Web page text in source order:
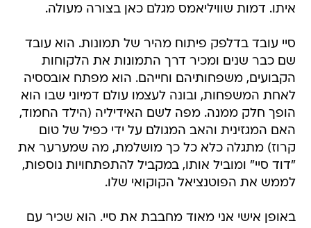
איתו. דמות שוויליאמס מגלם כאן בצורה מעולה.
סיי עובד בדלפק פיתוח מהיר של תמונות. הוא עובד
שם כבר שנים ומכיר דרך התמונות את הלקוחות
הקבועים, משפחותיהם וחייהם. הוא מפתח אובססיה
לאחת המשפחות, ובונה לעצמו עולם דמיוני שבו הוא
הופך חלק ממנה. מפה לשם האידיליה (הילד החמוד,
האם המגזינית והאב המגולם על ידי כפיל של טום
קרוז) מתגלה כלא כל כך מושלמת, מה שמערער את
"דוד סיי" ומוביל אותו, במקביל להתפתחויות נוספות,
לממש את הפוטנציאל הקוקואי שלו.
באופן אישי אני מאוד מחבבת את סיי. הוא שכיר עם